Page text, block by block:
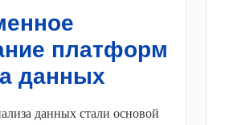
платформ
данных
данных стали основой